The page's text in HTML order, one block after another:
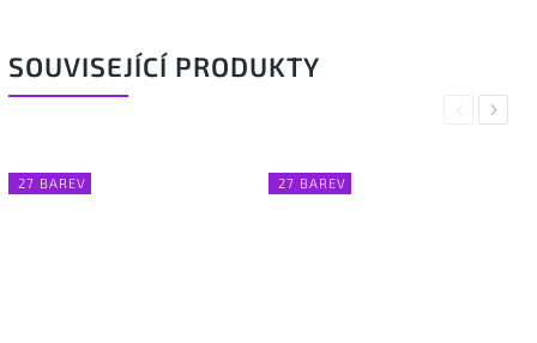
SOUVISEJÍCÍ PRODUKTY
Previous
27 BAREV 27 BAREV
Next